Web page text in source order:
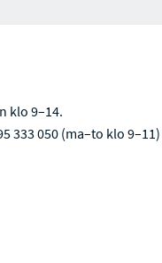
klo 9–14.
333 050 (ma–to klo 9–11)